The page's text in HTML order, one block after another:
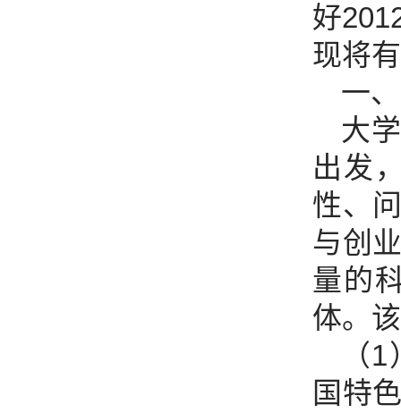
好
现将
一
大
出发
性、
与创
量的
体。
（
国特